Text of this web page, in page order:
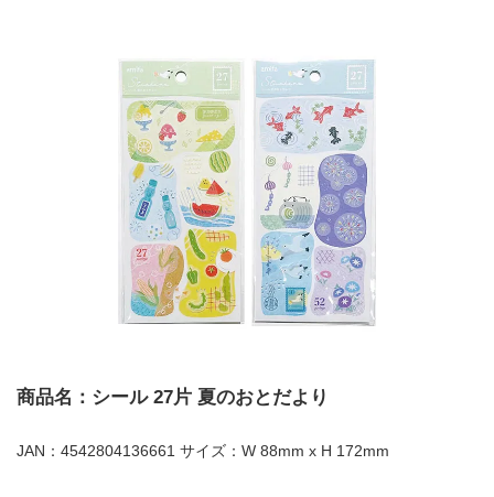
商品名：シール 27片 夏のおとだより
JAN：4542804136661 サイズ：W 88mm x H 172mm